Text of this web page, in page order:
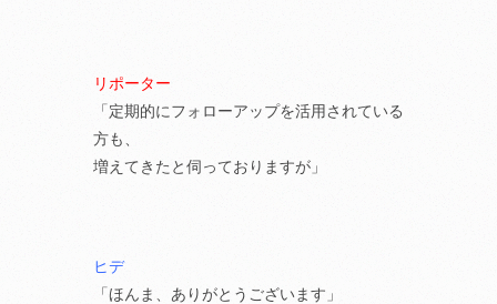
リポーター
「定期的にフォローアップを活用されている
方も、
増えてきたと伺っておりますが」
ヒデ
「ほんま、ありがとうございます」